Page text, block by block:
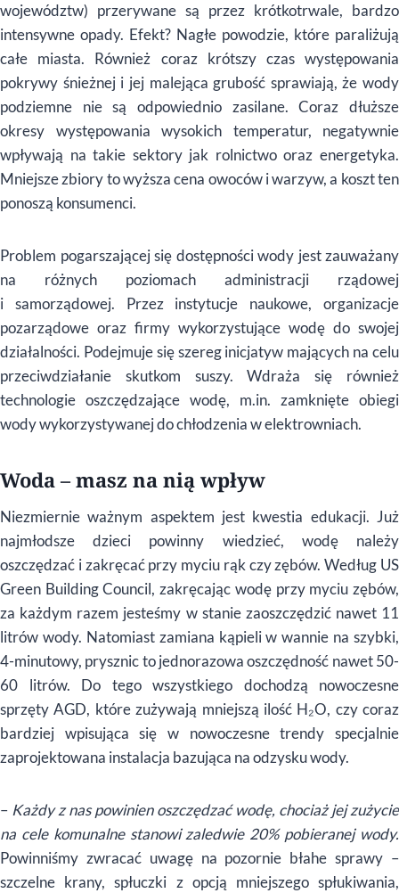
województw) przerywane są przez krótkotrwale, bardzo
intensywne opady. Efekt? Nagłe powodzie, które paraliżują
całe miasta. Również coraz krótszy czas występowania
pokrywy śnieżnej i jej malejąca grubość sprawiają, że wody
podziemne nie są odpowiednio zasilane. Coraz dłuższe
okresy występowania wysokich temperatur, negatywnie
wpływają na takie sektory jak rolnictwo oraz energetyka.
Mniejsze zbiory to wyższa cena owoców i warzyw, a koszt ten
ponoszą konsumenci.
Problem pogarszającej się dostępności wody jest zauważany
na różnych poziomach administracji rządowej
i samorządowej. Przez instytucje naukowe, organizacje
pozarządowe oraz firmy wykorzystujące wodę do swojej
działalności. Podejmuje się szereg inicjatyw mających na celu
przeciwdziałanie skutkom suszy. Wdraża się również
technologie oszczędzające wodę, m.in. zamknięte obiegi
wody wykorzystywanej do chłodzenia w elektrowniach.
Woda – masz na nią wpływ
Niezmiernie ważnym aspektem jest kwestia edukacji. Już
najmłodsze dzieci powinny wiedzieć, wodę należy
oszczędzać i zakręcać przy myciu rąk czy zębów. Według US
Green Building Council, zakręcając wodę przy myciu zębów,
za każdym razem jesteśmy w stanie zaoszczędzić nawet 11
litrów wody. Natomiast zamiana kąpieli w wannie na szybki,
4-minutowy, prysznic to jednorazowa oszczędność nawet 50-
60 litrów. Do tego wszystkiego dochodzą nowoczesne
sprzęty AGD, które zużywają mniejszą ilość H₂O, czy coraz
bardziej wpisująca się w nowoczesne trendy specjalnie
zaprojektowana instalacja bazująca na odzysku wody.
– Każdy z nas powinien oszczędzać wodę, chociaż jej zużycie
na cele komunalne stanowi zaledwie 20% pobieranej wody.
Powinniśmy zwracać uwagę na pozornie błahe sprawy –
szczelne krany, spłuczki z opcją mniejszego spłukiwania,